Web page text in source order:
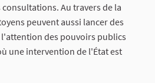
Au travers de la
peuvent aussi lancer des
des pouvoirs publics
une intervention de l'État est